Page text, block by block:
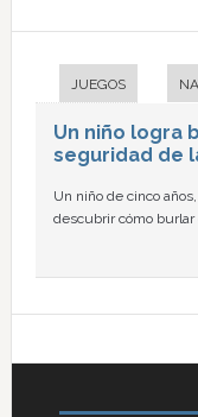
JUEGOS
Un niño logra
seguridad de
Un niño de cinco
descubrir cómo burlar